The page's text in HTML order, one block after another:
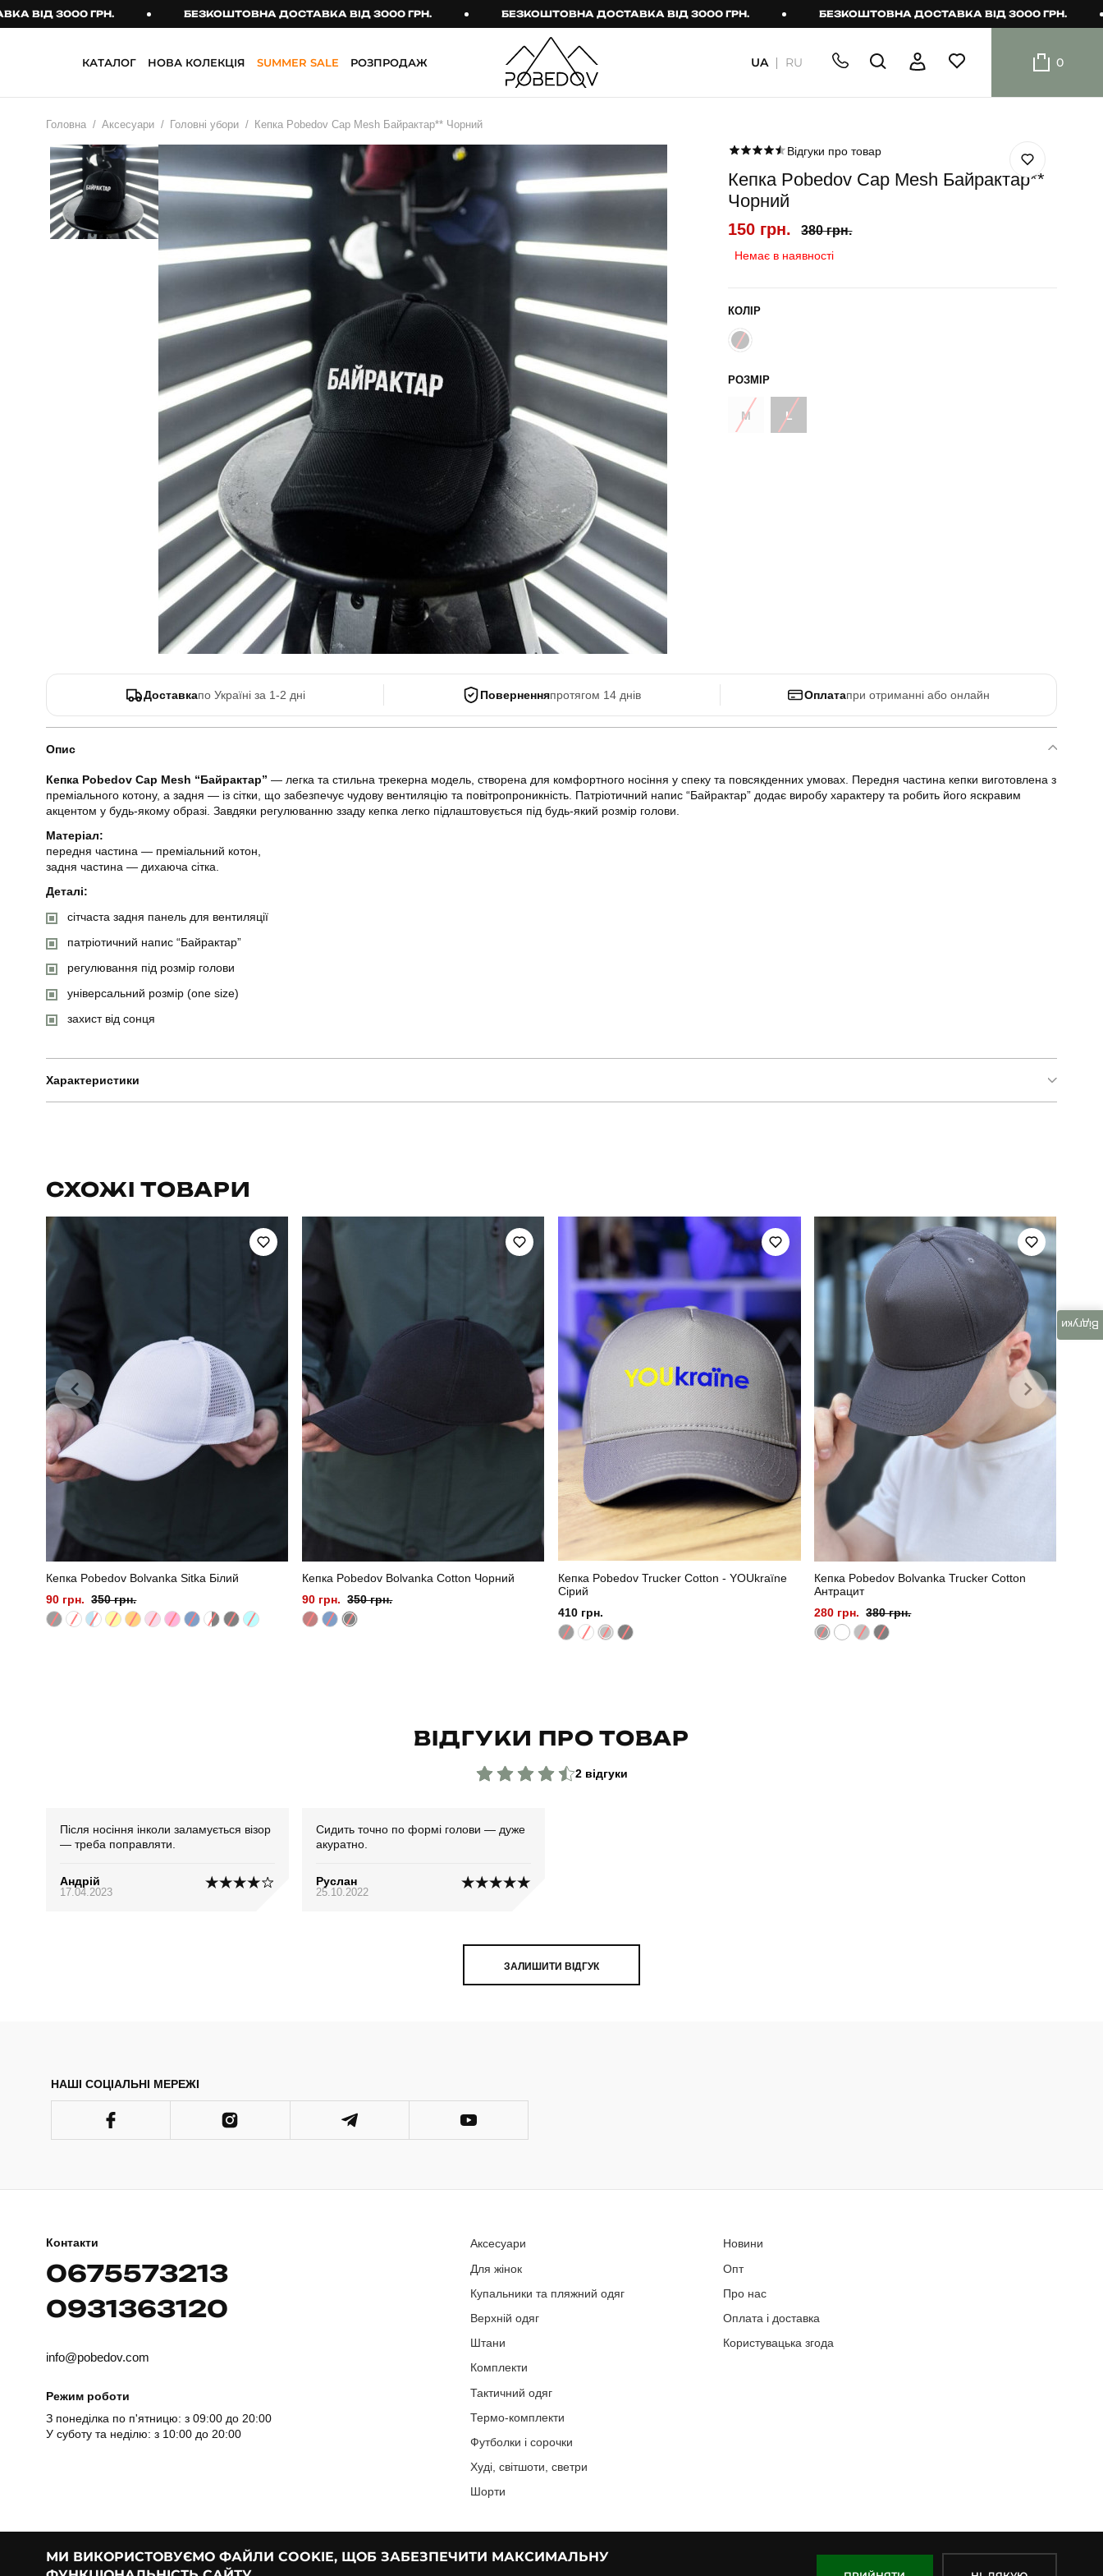
МИ ВИКОРИСТОВУЄМО ФАЙЛИ COOKIE, ЩОБ ЗАБЕЗПЕЧИТИ МАКСИМАЛЬНУ
3000 ГРН. БЕЗКОШТОВНА ДОСТАВКА ВІД 3000 ГРН. БЕЗКОШТОВНА ДОСТАВКА ВІД 3000 ГРН. БЕЗКОШТОВНА ДОСТАВКА ВІД 3000 ГРН.
КАТАЛОГ
Головні убори
Сонцезахисні
окуляри
Сумки та рюкзаки
Тактичні аксесуари
ОДЯГ
ВЕРХНІЙ ОДЯГ
Бомбери
Жилети
Куртки
Парки
Брюки
Джогери
Карго
Спортивні штани
Лосини
Джинси
КОМПЛЕКТИ
Куртка й штани
Літні комплекти
костюми
Кежуал
Тактичний жіночий
одяг
Тактичний чоловічий
Тактичні рукавиці
ТЕРМО-КОМПЛЕКТИ
ФУТБОЛКИ І СОРОЧКИ
Поло
Футболки
Майки
ХУДІ, СВІТШОТИ, СВЕТРИ
Кофти
Светри
Світшоти
Худі
Боді
шорти
Шорти
НОВА КОЛЕКЦІЯ SUMMER SALE РОЗПРОДАЖ UA RU 0
Головна Аксесуари Головні убори Кепка Pobedov Cap Mesh Байрактар** Чорний
Відгуки про товар
Кепка Pobedov Cap Mesh Байрактар**
Чорний
150 грн. 380 грн.
Немає в наявності
КОЛІР
РОЗМІР
M L
Доставкапо Україні за 1-2 дні Поверненняпротягом 14 днів Оплатапри отриманні або онлайн
Опис
Кепка Pobedov Cap Mesh “Байрактар” — легка та стильна трекерна модель, створена для комфортного носіння у спеку та повсякденних умовах. Передня частина кепки виготовлена з
преміального котону, а задня — із сітки, що забезпечує чудову вентиляцію та повітропроникність. Патріотичний напис “Байрактар” додає виробу характеру та робить його яскравим
акцентом у будь-якому образі. Завдяки регулюванню ззаду кепка легко підлаштовується під будь-який розмір голови.
Матеріал:
передня частина — преміальний котон,
задня частина — дихаюча сітка.
Деталі:
сітчаста задня панель для вентиляції
патріотичний напис “Байрактар”
регулювання під розмір голови
універсальний розмір (one size)
захист від сонця
Характеристики
Стать
Сезон літо чорний
Матеріал
СХОЖІ ТОВАРИ
Кепка Pobedov Bolvanka Sitka Білий
90 грн. 350 грн.
Кепка Pobedov Bolvanka Cotton Чорний
90 грн. 350 грн.
Кепка Pobedov Trucker Cotton - YOUkraїne
Сірий
410 грн.
Кепка Pobedov Bolvanka Trucker Cotton
Антрацит
280 грн. 380 грн.
ВІДГУКИ ПРО ТОВАР
Відгуки
2 відгуки
Після носіння інколи заламується візор
— треба поправляти.
Андрій
17.04.2023
Сидить точно по формі голови — дуже
акуратно.
Руслан
25.10.2022
ЗАЛИШИТИ ВІДГУК
НАШІ СОЦІАЛЬНІ МЕРЕЖІ
Контакти
0675573213
0931363120
info@pobedov.com
Режим роботи
З понеділка по п'ятницю: з 09:00 до 20:00
У суботу та неділю: з 10:00 до 20:00
Аксесуари
Для жінок
Купальники та пляжний одяг
Верхній одяг
Штани
Комплекти
Тактичний одяг
Термо-комплекти
Футболки і сорочки
Худі, світшоти, светри
Шорти
Новини
Опт
Про нас
Оплата і доставка
Користувацька згода